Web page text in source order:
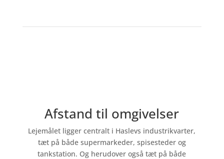
Afstand til omgivelser
Lejemålet ligger centralt i Haslevs industrikvarter,
tæt på både supermarkeder, spisesteder og
tankstation. Og herudover også tæt på både